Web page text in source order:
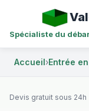
Spécialiste du
Accueil›Entrée en
Devis gratuit sous 24h